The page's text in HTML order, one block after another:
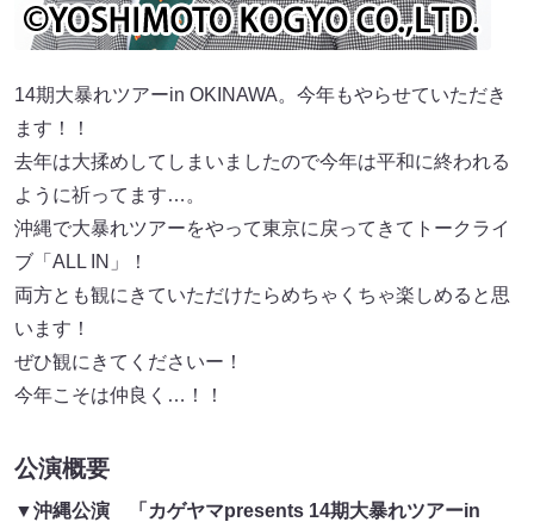
14期大暴れツアーin OKINAWA。今年もやらせていただき
ます！！
去年は大揉めしてしまいましたので今年は平和に終われる
ように祈ってます…。
沖縄で大暴れツアーをやって東京に戻ってきてトークライ
ブ「ALL IN」！
両方とも観にきていただけたらめちゃくちゃ楽しめると思
います！
ぜひ観にきてくださいー！
今年こそは仲良く…！！
公演概要
▼沖縄公演 「カゲヤマpresents 14期大暴れツアーin